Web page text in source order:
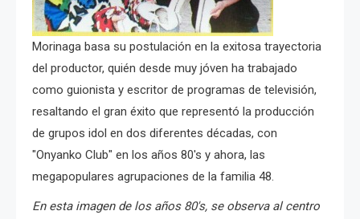
Morinaga basa su postulación en la exitosa trayectoria
del productor, quién desde muy jóven ha trabajado
como guionista y escritor de programas de televisión,
resaltando el gran éxito que representó la producción
de grupos idol en dos diferentes décadas, con
"Onyanko Club" en los años 80's y ahora, las
megapopulares agrupaciones de la familia 48.
En esta imagen de los años 80's, se observa al centro